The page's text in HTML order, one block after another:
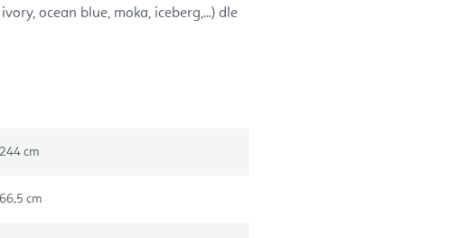
ocean blue, moka, iceberg,...) dle
244 cm
66,5 cm